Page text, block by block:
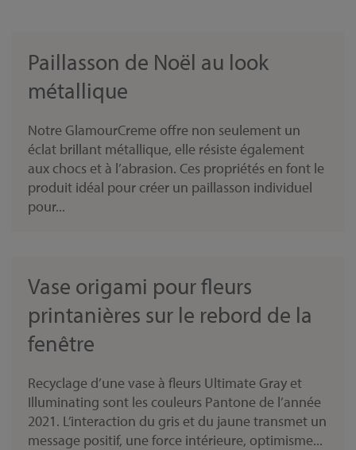
Paillasson de Noël au look
métallique
Notre GlamourCreme offre non seulement un
éclat brillant métallique, elle résiste également
aux chocs et à l’abrasion. Ces propriétés en font le
produit idéal pour créer un paillasson individuel
pour...
Vase origami pour fleurs
printanières sur le rebord de la
fenêtre
Recyclage d’une vase à fleurs Ultimate Gray et
Illuminating sont les couleurs Pantone de l’année
2021. L’interaction du gris et du jaune transmet un
message positif, une force intérieure, optimisme...